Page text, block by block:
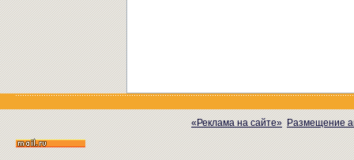
«Реклама на сайте» Размещение